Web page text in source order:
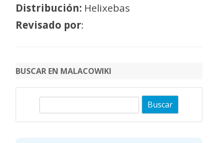
Distribución: Helixebas
Revisado por:
BUSCAR EN MALACOWIKI